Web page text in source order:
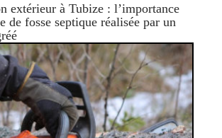
extérieur à Tubize : l’importance
de fosse septique réalisée par un